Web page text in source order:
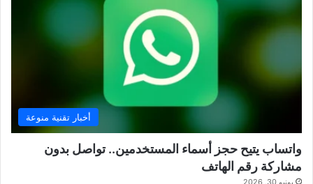
أخبار تقنية منوعة
واتساب يتيح حجز أسماء المستخدمين.. تواصل بدون
مشاركة رقم الهاتف